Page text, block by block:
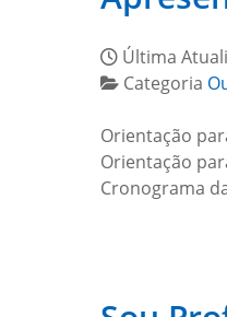
Última
Categoria
Orientação
Orientação
Cronograma